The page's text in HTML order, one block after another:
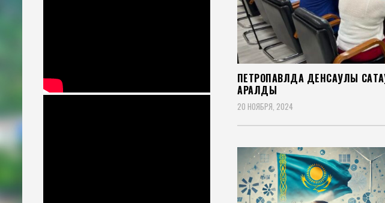
ПЕТРОПАВЛДА ДЕНСАУЛЫҚ
ҚАРАЛДЫ
20 НОЯБРЯ, 2024